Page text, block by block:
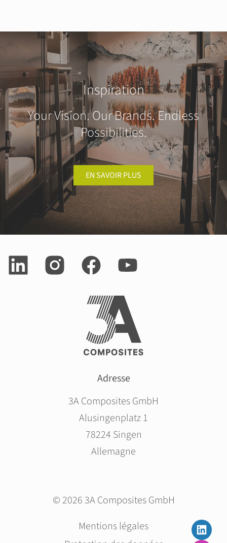
Inspiration
Your Vision. Our Brands. Endless
Possibilities.
EN SAVOIR PLUS
Adresse
3A Composites GmbH
Alusingenplatz 1
78224 Singen
Allemagne
© 2026 3A Composites GmbH
Mentions légales